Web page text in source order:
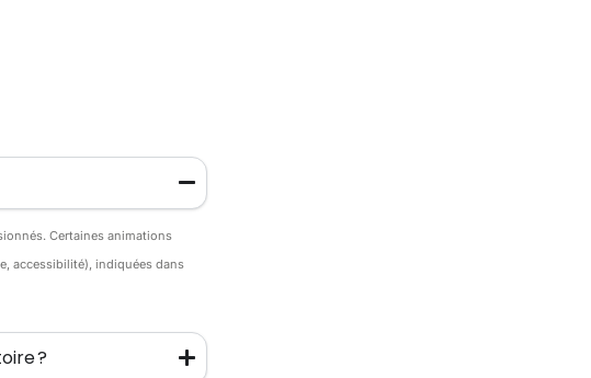
Certaines animations
accessibilité), indiquées dans
?